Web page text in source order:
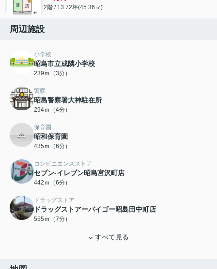
2階 / 13.72坪(45.36㎡)
周辺施設
小学校
昭島市立成隣小学校
239ｍ（3分）
警察
昭島警察署大神駐在所
294ｍ（4分）
保育園
昭和保育園
435ｍ（6分）
コンビニエンスストア
セブン-イレブン昭島宮沢町店
442ｍ（6分）
ドラッグストア
ドラッグストアーバイゴー昭島田中町店
555ｍ（7分）
すべて見る